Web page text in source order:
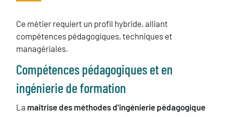
Texte
Ce métier requiert un profil hybride, alliant
compétences pédagogiques, techniques et
managériales.
Compétences pédagogiques et en
ingénierie de formation
La maîtrise des méthodes d'ingénierie pédagogique